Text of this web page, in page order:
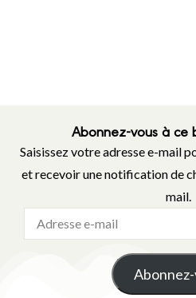
Abonnez-vous à ce
Saisissez votre adresse e-mail
et recevoir une notification de
mail.